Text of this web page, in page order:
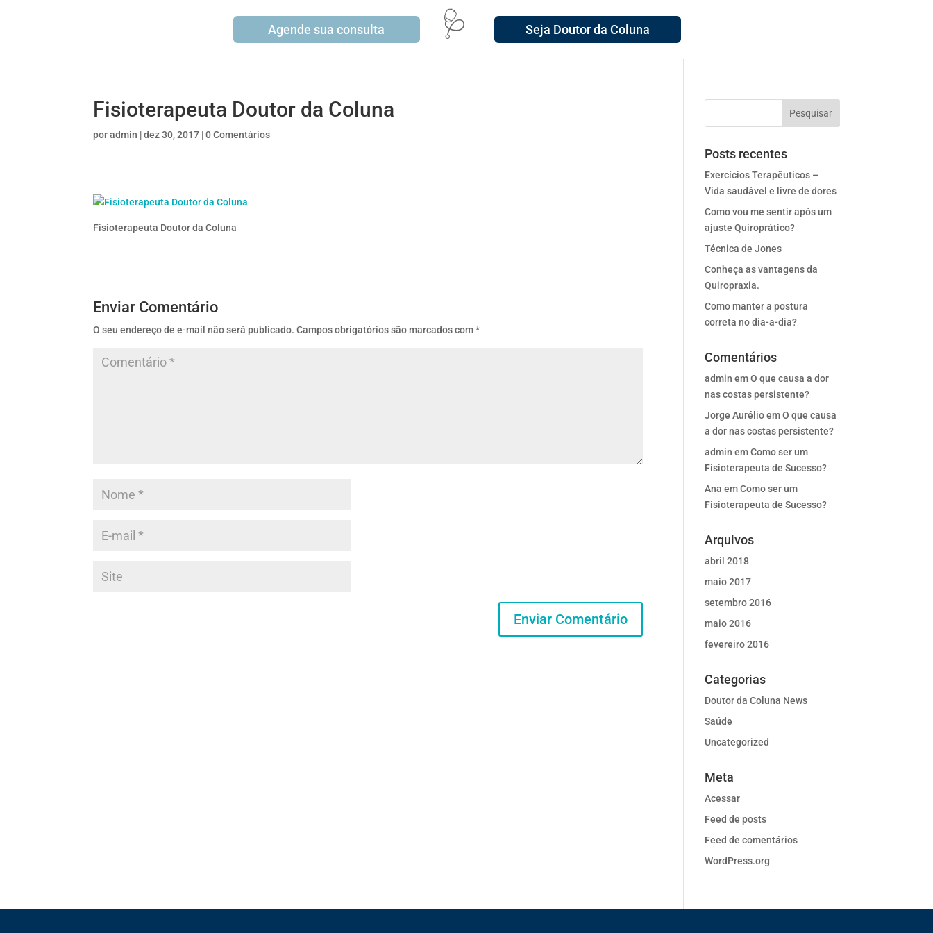
Agende sua consulta 🩺 Seja Doutor da Coluna
Fisioterapeuta Doutor da Coluna
poradmin |dez 30, 2017 |0 Comentários
Fisioterapeuta Doutor da Coluna
Enviar Comentário
O seu endereço de e-mail não será publicado. Campos obrigatórios são marcados com*
Posts recentes
Exercícios Terapêuticos –
Vida saudável e livre de dores
Como vou me sentir após um
ajuste Quiroprático?
Técnica de Jones
Conheça as vantagens da
Quiropraxia.
Como manter a postura
correta no dia-a-dia?
Comentários
admin emO que causa a dor
nas costas persistente?
Jorge AurélioemO que causa
a dor nas costas persistente?
admin emComo ser um
Fisioterapeuta de Sucesso?
Ana emComo ser um
Fisioterapeuta de Sucesso?
Arquivos
abril 2018
maio 2017
setembro 2016
maio 2016
fevereiro 2016
Categorias
Doutor da Coluna News
Saúde
Uncategorized
Meta
Acessar
Feed de posts
Feed de comentários
WordPress.org